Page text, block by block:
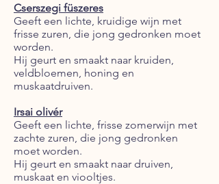
Cserszegi füszeres
Geeft een lichte, kruidige wijn met
frisse zuren, die jong gedronken moet
worden.
Hij geurt en smaakt naar kruiden,
veldbloemen, honing en
muskaatdruiven.
Irsai olivér
Geeft een lichte, frisse zomerwijn met
zachte zuren, die jong gedronken
moet worden.
Hij geurt en smaakt naar druiven,
muskaat en viooltjes.